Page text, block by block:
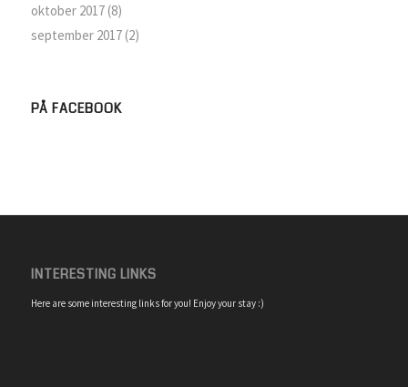
oktober 2017(8)
september 2017(2)
PÅ FACEBOOK
INTERESTING LINKS
Here are some interesting links for you! Enjoy your stay :)